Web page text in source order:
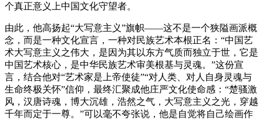
个真正意义上中国文化守望者。
由此，他高扬起“大写意主义”旗帜——这不是一个狭隘画派概
念，而是一种文化宣言，一种对民族艺术本根正名：“中国艺
术大写意主义之伟大，是因为其以东方气质而独立于世，它是
中国艺术核心，是中华民族艺术审美根基与灵魂。”这份宣
言，结合他对“艺术家是上帝使徒”“对人类、对人自身灵魂与
生命终极关怀”信仰，最终汇聚成他庄严文化使命感：“楚骚激
风，汉唐诗魂，博大沉雄，浩然之气，大写意主义之光，穿越
千年而定于一尊。”可以毫不夸张说，他是自觉将自己绘画作